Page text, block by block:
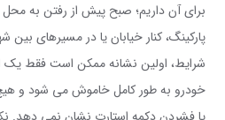
برای آن داریم؛ صبح پیش از رفتن به محل
پارکینگ، کنار خیابان یا در مسیرهای
شرایط، اولین نشانه ممکن است فقط یک
خودرو به طور کامل خاموش می شود و